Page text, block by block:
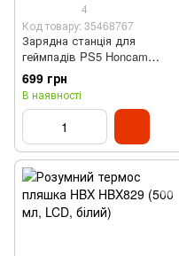
4
Код товару: 35468767
Зарядна станція для
геймпадів PS5 Honcam
DualSense Charging Station
A3705 (Type-C, LED, чорний)
699 грн
В наявності